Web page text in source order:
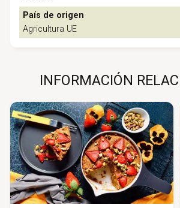
País de origen
Agricultura UE
INFORMACIÓN